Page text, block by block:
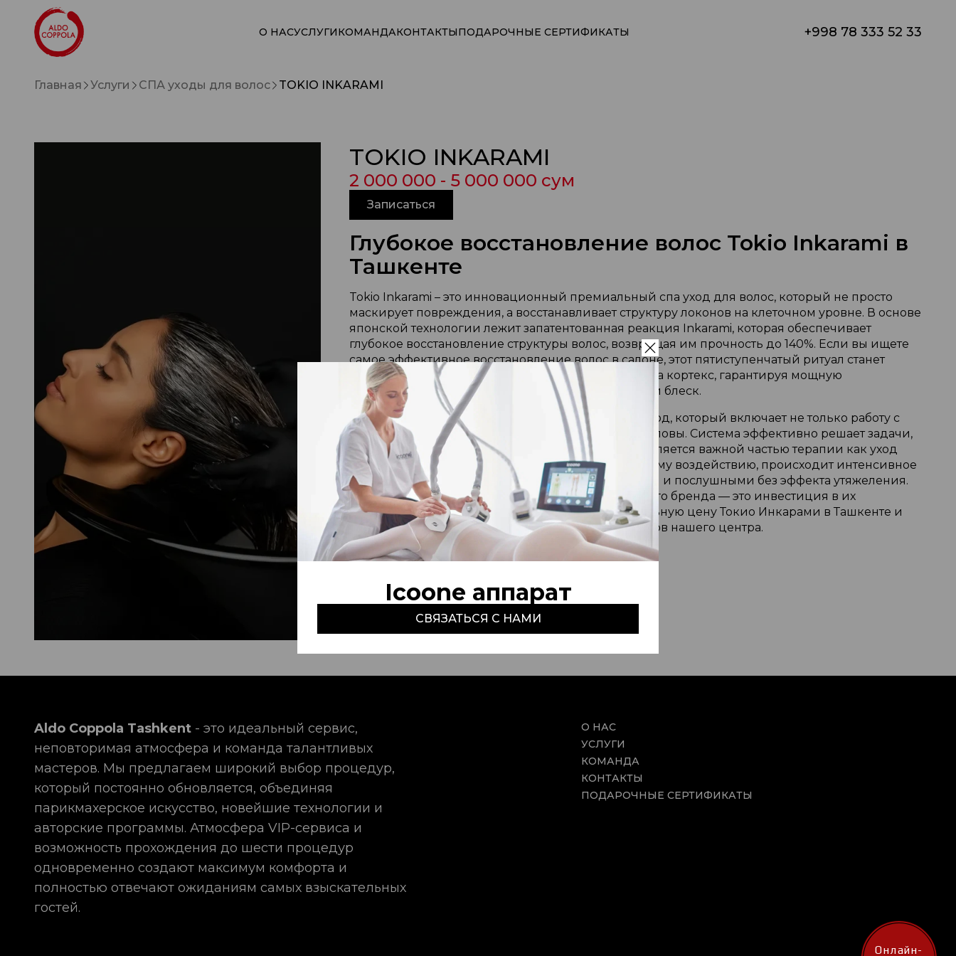
О НАСУСЛУГИКОМАНДАКОНТАКТЫПОДАРОЧНЫЕ СЕРТИФИКАТЫ +998 78 333 52 33
Icoone аппарат
СВЯЗАТЬСЯ С НАМИ
Главная Услуги СПА уходы для волос TOKIO INKARAMI
TOKIO INKARAMI
2 000 000 - 5 000 000 сум
Записаться
Глубокое восстановление волос Tokio Inkarami в
Ташкенте
Tokio Inkarami – это инновационный премиальный спа уход для волос, который не просто
маскирует повреждения, а восстанавливает структуру локонов на клеточном уровне. В основе
японской технологии лежит запатентованная реакция Inkarami, которая обеспечивает
глубокое восстановление структуры волос, возвращая им прочность до 140%. Если вы ищете
самое эффективное восстановление волос в салоне, этот пятиступенчатый ритуал станет
идеальным решением. Процедура воздействует на кортекс, гарантируя мощную
регенерацию волос, их эластичность и зеркальный блеск.
В Aldo Coppola мы предлагаем комплексный подход, который включает не только работу с
длиной, но и профессиональное лечение кожи головы. Система эффективно решает задачи,
направленные на укрепление волос в салоне, и является важной частью терапии как уход
против выпадения волос. Благодаря молекулярному воздействию, происходит интенсивное
увлажнение волос в салоне, что делает их мягкими и послушными без эффекта утяжеления.
Профессиональное SPA лечение волос от японского бренда — это инвестиция в их
долговечную красоту и здоровье. Уточнить актуальную цену Токио Инкарами в Ташкенте и
записаться на процедуру можно у администраторов нашего центра.
Aldo Coppola Tashkent - это идеальный сервис,
неповторимая атмосфера и команда талантливых
мастеров. Мы предлагаем широкий выбор процедур,
который постоянно обновляется, объединяя
парикмахерское искусство, новейшие технологии и
авторские программы. Атмосфера VIP-сервиса и
возможность прохождения до шести процедур
одновременно создают максимум комфорта и
полностью отвечают ожиданиям самых взыскательных
гостей.
О НАС
УСЛУГИ
КОМАНДА
КОНТАКТЫ
ПОДАРОЧНЫЕ СЕРТИФИКАТЫ
Онлайн-